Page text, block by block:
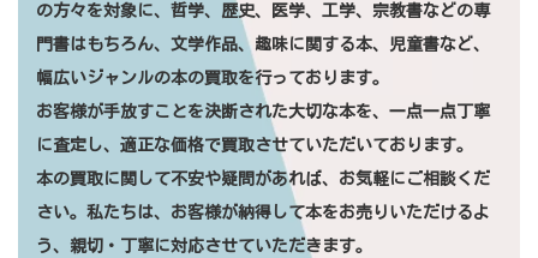
の方々を対象に、哲学、歴史、医学、工学、宗教書などの専
門書はもちろん、文学作品、趣味に関する本、児童書など、
幅広いジャンルの本の買取を行っております。
お客様が手放すことを決断された大切な本を、一点一点丁寧
に査定し、適正な価格で買取させていただいております。
本の買取に関して不安や疑問があれば、お気軽にご相談くだ
さい。私たちは、お客様が納得して本をお売りいただけるよ
う、親切・丁寧に対応させていただきます。